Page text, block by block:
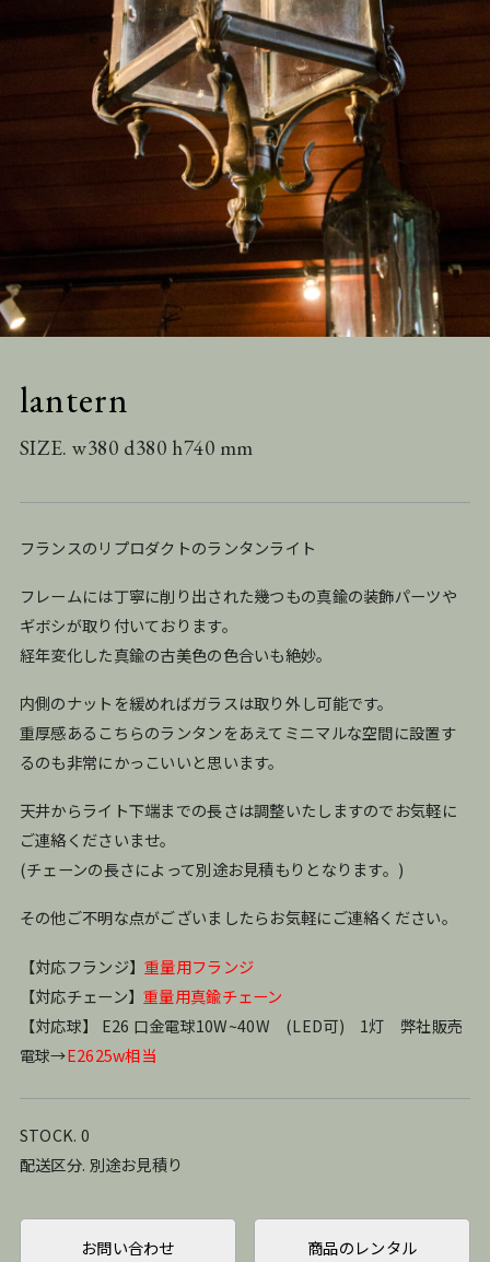
lantern
SIZE. w380 d380 h740 mm
フランスのリプロダクトのランタンライト
フレームには丁寧に削り出された幾つもの真鍮の装飾パーツや
ギボシが取り付いております。
経年変化した真鍮の古美色の色合いも絶妙。
内側のナットを緩めればガラスは取り外し可能です。
重厚感あるこちらのランタンをあえてミニマルな空間に設置す
るのも非常にかっこいいと思います。
天井からライト下端までの長さは調整いたしますのでお気軽に
ご連絡くださいませ。
(チェーンの長さによって別途お見積もりとなります。)
その他ご不明な点がございましたらお気軽にご連絡ください。
【対応フランジ】重量用フランジ
【対応チェーン】重量用真鍮チェーン
【対応球】 E26 口金電球10W~40W (LED可) 1灯 弊社販売
電球→E2625w相当
STOCK. 0
配送区分. 別途お見積り
お問い合わせ 商品のレンタル